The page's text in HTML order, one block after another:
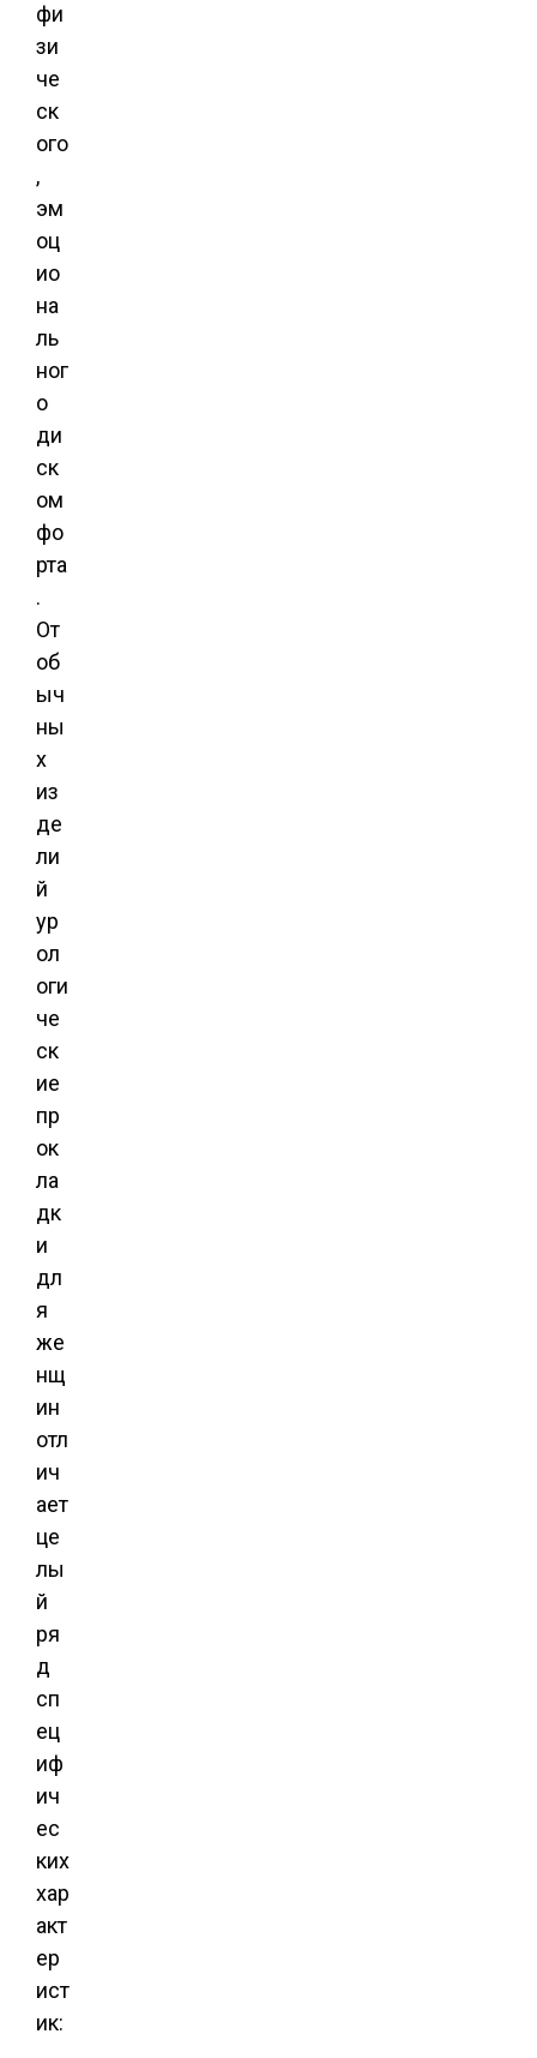
фи
зи
че
ск
ого
,
эм
оц
ио
на
ль
ног
о
ди
ск
ом
фо
рта
.
От
об
ыч
ны
х
из
де
ли
й
ур
ол
оги
че
ск
ие
пр
ок
ла
дк
и
дл
я
же
нщ
ин
отл
ич
ает
це
лы
й
ря
д
сп
ец
иф
ич
ес
ких
хар
акт
ер
ист
ик: